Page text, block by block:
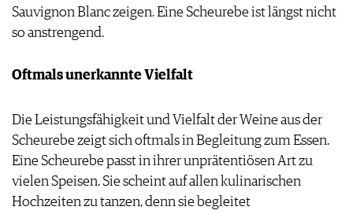
Sauvignon Blanc zeigen. Eine Scheurebe ist längst nicht
so anstrengend.
Oftmals unerkannte Vielfalt
Die Leistungsfähigkeit und Vielfalt der Weine aus der
Scheurebe zeigt sich oftmals in Begleitung zum Essen.
Eine Scheurebe passt in ihrer unprätentiösen Art zu
vielen Speisen. Sie scheint auf allen kulinarischen
Hochzeiten zu tanzen, denn sie begleitet